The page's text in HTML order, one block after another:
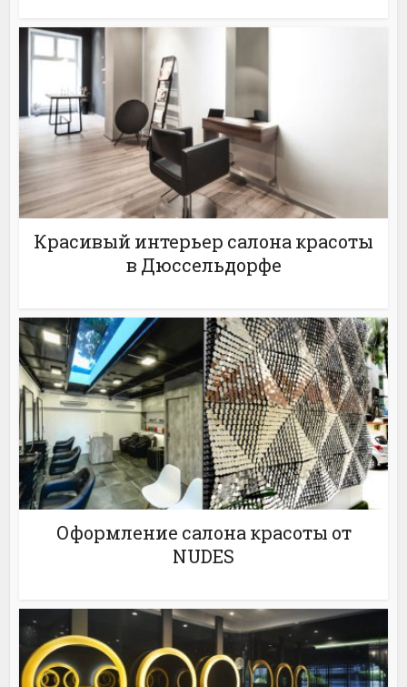
Красивый интерьер салона красоты
в Дюссельдорфе
Оформление салона красоты от
NUDES